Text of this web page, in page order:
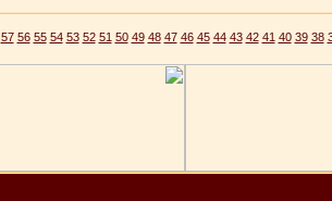
38
39
40
41
42
43
44
45
46
47
48
49
50
51
52
53
54
55
56
57